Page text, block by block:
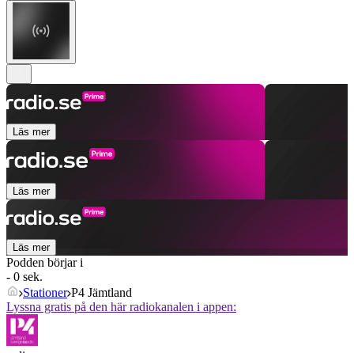
Läs mer
Läs mer
Läs mer
Podden börjar i
- 0 sek.
Stationer P4 Jämtland
Lyssna gratis på den här radiokanalen i appen: